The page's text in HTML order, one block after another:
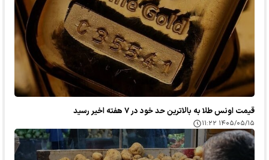
قیمت اونس طلا به بالاترین حد خود در ۷ هفته اخیر رسید
۱۴۰۵/۰۵/۱۵ ۱۱:۲۲